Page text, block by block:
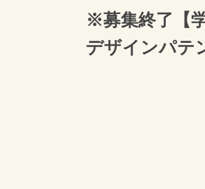
※募集終了【
デザインパテ